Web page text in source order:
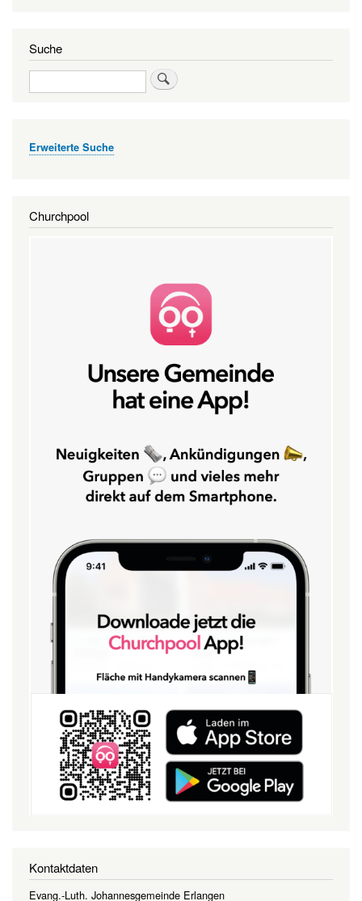
Suche
Suche
Erweiterte Suche
Churchpool
Kontaktdaten
Evang.-Luth. Johannesgemeinde Erlangen